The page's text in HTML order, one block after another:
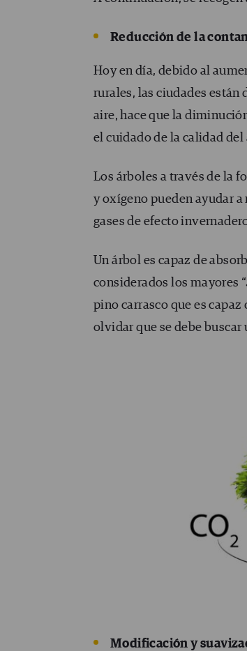
Reducción de la
Hoy en día, debido al
rurales, las ciudades
aire, hace que la
el cuidado de la calidad del
Los árboles a través de la
y oxígeno pueden ayudar
gases de efecto
Un árbol es capaz de
considerados los mayores “
pino carrasco que es capaz
olvidar que se debe
Modificación y